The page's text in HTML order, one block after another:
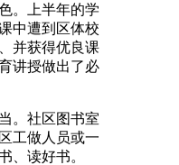
。上半年的学
中遭到区体校
并获得优良课
讲授做出了必
社区图书室
工做人员或一
、读好书。